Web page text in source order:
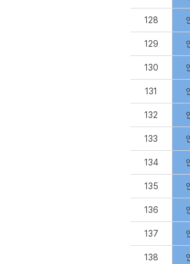
128
129
130
131
132
133
134
135
136
137
138